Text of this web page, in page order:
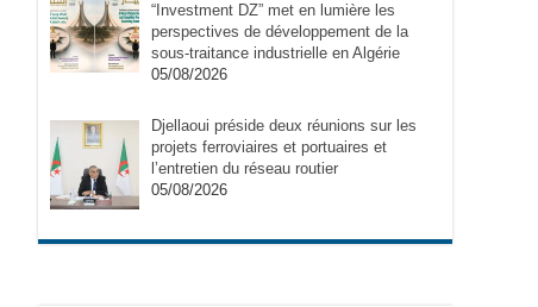
“Investment DZ” met en lumière les
perspectives de développement de la
sous-traitance industrielle en Algérie
05/08/2026
Djellaoui préside deux réunions sur les
projets ferroviaires et portuaires et
l’entretien du réseau routier
05/08/2026